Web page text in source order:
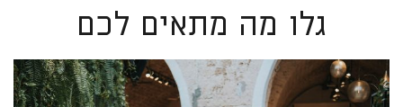
גלו מה מתאים לכם